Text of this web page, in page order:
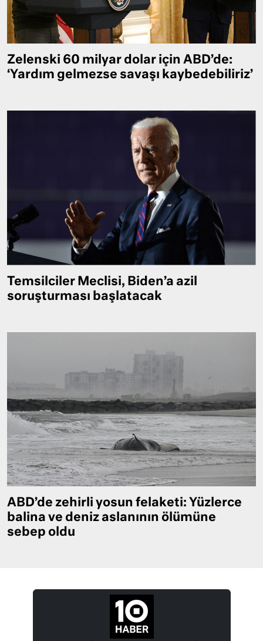
Zelenski 60 milyar dolar için ABD’de:
‘Yardım gelmezse savaşı kaybedebiliriz’
Temsilciler Meclisi, Biden’a azil
soruşturması başlatacak
ABD’de zehirli yosun felaketi: Yüzlerce
balina ve deniz aslanının ölümüne
sebep oldu